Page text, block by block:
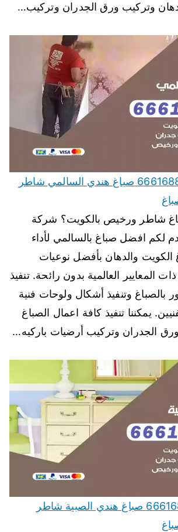
وتركيب ورق الجدران وتركيب…
صباغ السالمي 66616884 صباغ هندي السالمي شاطر
شاطر ورخيص بالكويت؟ شركة
لكم افضل صباغ بالسالمي لأداء
الكويت والدهان بأفضل نوعيات
المعايير العالمية بدون رائحة. تنفيذ
بالصباغ وتنفيذ أشكال ولوحات فنية
يمكننا تنفيذ كافة اعمال الصباغ
الجدران وتركيب أرضيات باركيه…
صباغ الصبية 66616884 صباغ هندي الصبية شاطر